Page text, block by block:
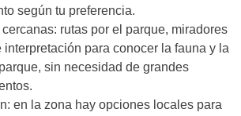
según tu preferencia.
rutas por el parque, miradores
interpretación para conocer la fauna y la
sin necesidad de grandes
en la zona hay opciones locales para